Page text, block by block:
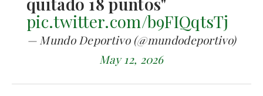
pic.twitter.com/b9FIQqtsTj
— Mundo Deportivo (@mundodeportivo)
May 12, 2026